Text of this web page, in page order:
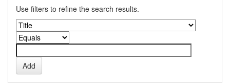
Use filters to refine the search results.